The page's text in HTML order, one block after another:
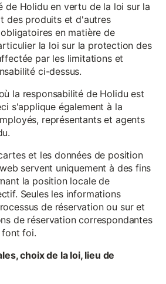
de Holidu en vertu de la loi sur la
des produits et d'autres
en matière de
la loi sur la protection des
par les limitations et
ci-dessus.
la responsabilité de Holidu est
s'applique également à la
représentants et agents
et les données de position
servent uniquement à des fins
la position locale de
Seules les informations
de réservation ou sur et
de réservation correspondantes
font foi.
choix de la loi, lieu de